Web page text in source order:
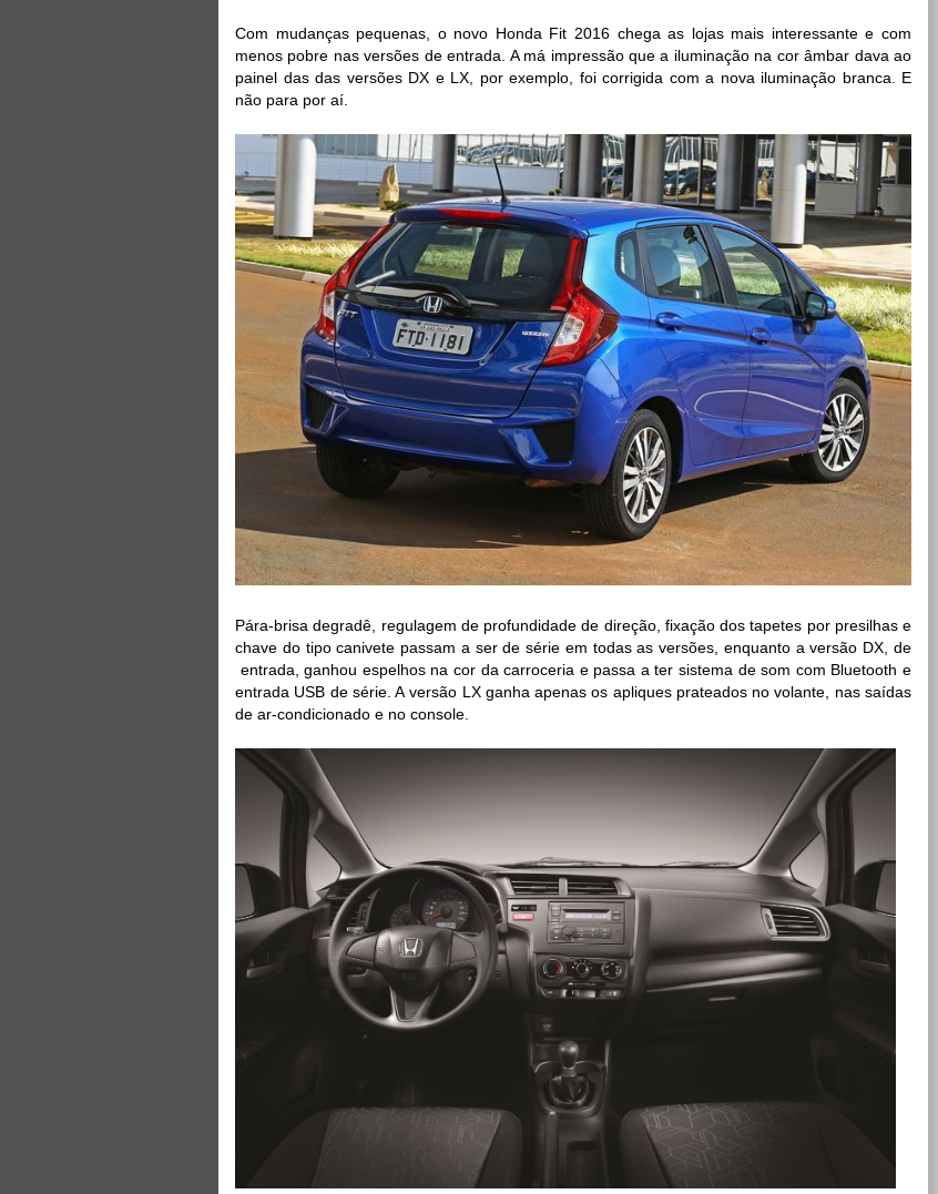
Com mudanças pequenas, o novo Honda Fit 2016 chega as lojas mais interessante e com
menos pobre nas versões de entrada. A má impressão que a iluminação na cor âmbar dava ao
painel das das versões DX e LX, por exemplo, foi corrigida com a nova iluminação branca. E
não para por aí.
Pára-brisa degradê, regulagem de profundidade de direção, fixação dos tapetes por presilhas e
chave do tipo canivete passam a ser de série em todas as versões, enquanto a versão DX, de
entrada, ganhou espelhos na cor da carroceria e passa a ter sistema de som com Bluetooth e
entrada USB de série. A versão LX ganha apenas os apliques prateados no volante, nas saídas
de ar-condicionado e no console.